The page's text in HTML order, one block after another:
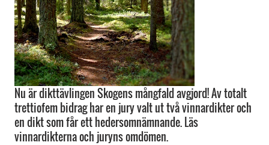
Nu är dikttävlingen Skogens mångfald avgjord! Av totalt
trettiofem bidrag har en jury valt ut två vinnardikter och
en dikt som får ett hedersomnämnande. Läs
vinnardikterna och juryns omdömen.